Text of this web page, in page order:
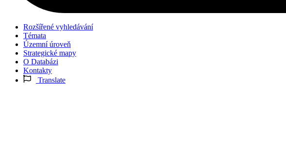
Rozšířené vyhledávání
Témata
Územní úroveň
Strategické mapy
O Databázi
Kontakty
Translate